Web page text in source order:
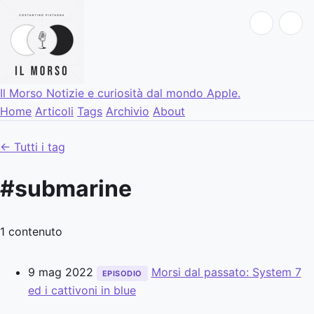
Il Morso Notizie e curiosità dal mondo Apple.
Home Articoli Tags Archivio About
← Tutti i tag
#submarine
1 contenuto
9 mag 2022 EPISODIO
Morsi dal passato: System 7
ed i cattivoni in blue